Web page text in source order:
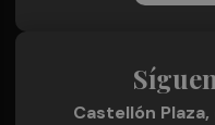
Castellón